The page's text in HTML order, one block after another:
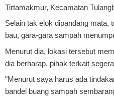
Tirtamakmur, Kecamatan
Selain tak elok dipandang mata,
bau, gara-gara sampah
Menurut dia, lokasi tersebut
dia berharap, pihak terkait
"Menurut saya harus ada
bandel buang sampah